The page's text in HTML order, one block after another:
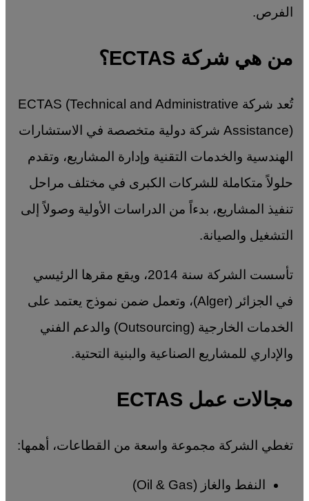
الفرص.
من هي شركة ECTAS؟
تُعد شركة ECTAS (Technical and Administrative
Assistance) شركة دولية متخصصة في الاستشارات
الهندسية والخدمات التقنية وإدارة المشاريع، وتقدم
حلولاً متكاملة للشركات الكبرى في مختلف مراحل
تنفيذ المشاريع، بدءاً من الدراسات الأولية وصولاً إلى
التشغيل والصيانة.
تأسست الشركة سنة 2014، ويقع مقرها الرئيسي
في الجزائر (Alger)، وتعمل ضمن نموذج يعتمد على
الخدمات الخارجية (Outsourcing) والدعم الفني
والإداري للمشاريع الصناعية والبنية التحتية.
مجالات عمل ECTAS
تغطي الشركة مجموعة واسعة من القطاعات، أهمها:
النفط والغاز (Oil & Gas)